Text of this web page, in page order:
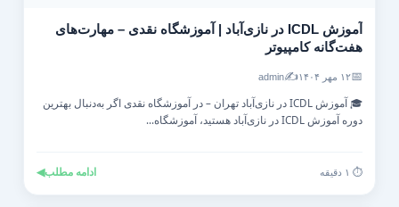
آموزش ICDL در نازی‌آباد | آموزشگاه نقدی – مهارت‌های
هفت‌گانه کامپیوتر
۱۲ مهر ۱۴۰۴ ✍️
admin
🎓 آموزش ICDL در نازی‌آباد تهران – در آموزشگاه نقدی اگر به‌دنبال بهترین
دوره آموزش ICDL در نازی‌آباد هستید، آموزشگاه...
ادامه مطلب◀